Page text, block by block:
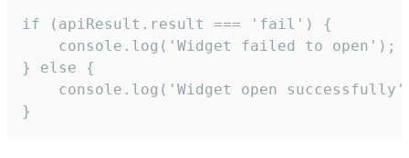
if (apiResult.result === 'fail') {
    console.log('Widget failed to open');
} else {
console.log('Widget open
}